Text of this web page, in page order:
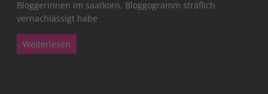
Bloggerinnen im saatkorn. Bloggogramm sträflich
vernachlässigt habe
Weiterlesen